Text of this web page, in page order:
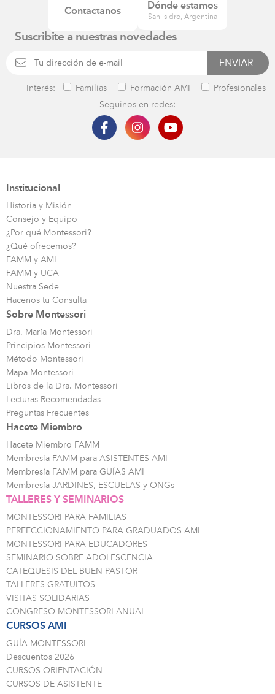
Contactanos
Dónde estamos
San Isidro, Argentina
Suscribite a nuestras novedades
Interés: Familias Formación AMI
Profesionales
Seguinos en redes:
Institucional
Historia y Misión
Consejo y Equipo
¿Por qué Montessori?
¿Qué ofrecemos?
FAMM y AMI
FAMM y UCA
Nuestra Sede
Hacenos tu Consulta
Sobre Montessori
Dra. María Montessori
Principios Montessori
Método Montessori
Mapa Montessori
Libros de la Dra. Montessori
Lecturas Recomendadas
Preguntas Frecuentes
Hacete Miembro
Hacete Miembro FAMM
Membresía FAMM para ASISTENTES AMI
Membresía FAMM para GUÍAS AMI
Membresía JARDINES, ESCUELAS y ONGs
TALLERES Y SEMINARIOS
MONTESSORI PARA FAMILIAS
PERFECCIONAMIENTO PARA GRADUADOS AMI
MONTESSORI PARA EDUCADORES
SEMINARIO SOBRE ADOLESCENCIA
CATEQUESIS DEL BUEN PASTOR
TALLERES GRATUITOS
VISITAS SOLIDARIAS
CONGRESO MONTESSORI ANUAL
CURSOS AMI
GUÍA MONTESSORI
Descuentos 2026
CURSOS ORIENTACIÓN
CURSOS DE ASISTENTE